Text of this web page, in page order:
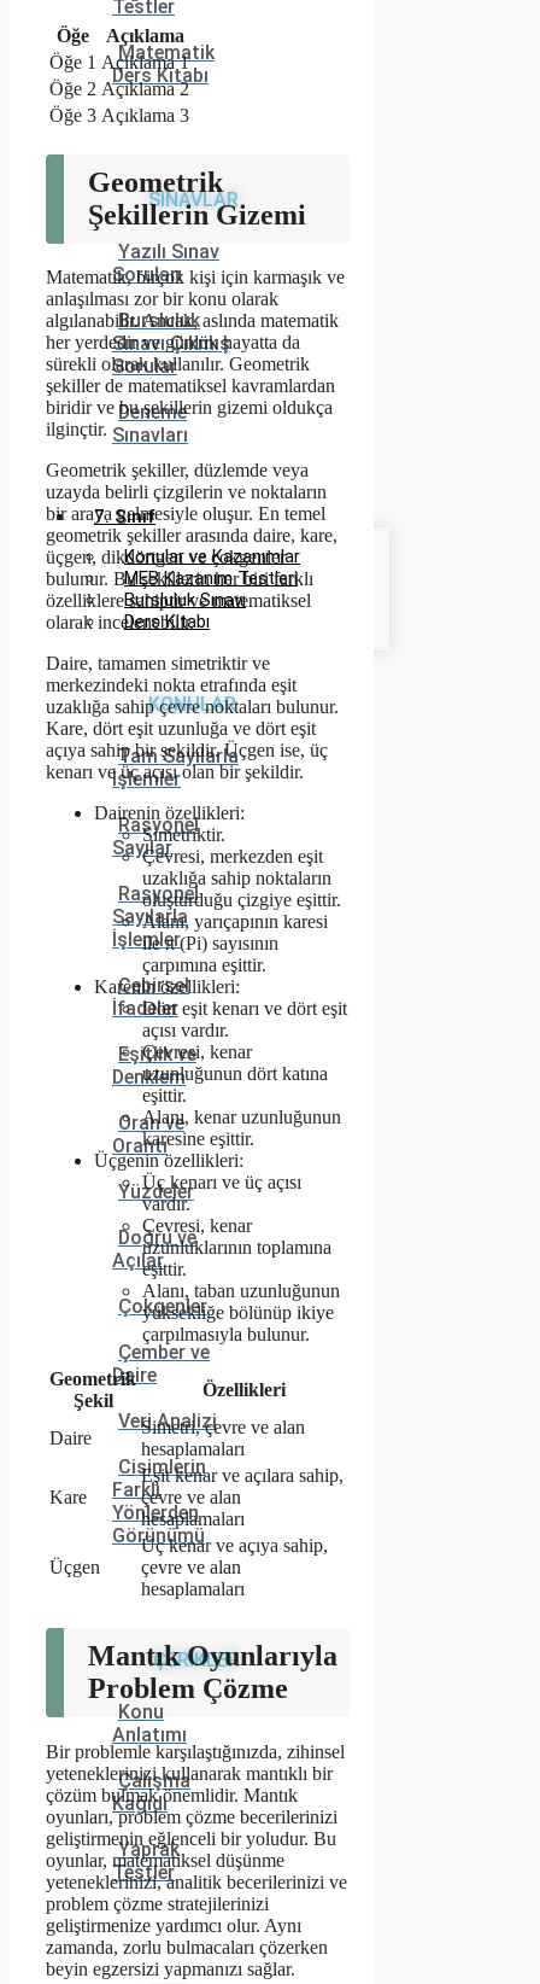
Testler
Matematik
Ders Kitabı
SINAVLAR
Yazılı Sınav
Soruları
Bursluluk
Sınavı Çıkmış
Sorular
Deneme
Sınavları
7. Sınıf
Konular ve Kazanımlar
MEB Kazanım Testleri
Bursluluk Sınavı
Ders Kitabı
KONULAR
Tam Sayılarla
İşlemler
Rasyonel
Sayılar
Rasyonel
Sayılarla
İşlemler
Cebirsel
İfadeler
Eşitlik ve
Denklem
Oran ve
Orantı
Yüzdeler
Doğru ve
Açılar
Çokgenler
Çember ve
Daire
Veri Analizi
Cisimlerin
Farklı
Yönlerden
Görünümü
İÇERİKLER
Konu
Anlatımı
Çalışma
Kağıdı
Yaprak
Testler
Öğe
Açıklama
Öğe 1 Açıklama 1
Öğe 2 Açıklama 2
Öğe 3 Açıklama 3
Geometrik
Şekillerin Gizemi
Matematik, birçok kişi için karmaşık ve
anlaşılması zor bir konu olarak
algılanabilir. Ancak, aslında matematik
her yerdedir ve günlük hayatta da
sürekli olarak kullanılır. Geometrik
şekiller de matematiksel kavramlardan
biridir ve bu şekillerin gizemi oldukça
ilginçtir.
Geometrik şekiller, düzlemde veya
uzayda belirli çizgilerin ve noktaların
bir araya gelmesiyle oluşur. En temel
geometrik şekiller arasında daire, kare,
üçgen, dikdörtgen ve çokgenler
bulunur. Bu şekillerin her biri farklı
özelliklere sahiptir ve matematiksel
olarak incelenebilir.
Daire, tamamen simetriktir ve
merkezindeki nokta etrafında eşit
uzaklığa sahip çevre noktaları bulunur.
Kare, dört eşit uzunluğa ve dört eşit
açıya sahip bir şekildir. Üçgen ise, üç
kenarı ve üç açısı olan bir şekildir.
Dairenin özellikleri:
Simetriktir.
Çevresi, merkezden eşit
uzaklığa sahip noktaların
oluşturduğu çizgiye eşittir.
Alanı, yarıçapının karesi
ile π (Pi) sayısının
çarpımına eşittir.
Karenin özellikleri:
Dört eşit kenarı ve dört eşit
açısı vardır.
Çevresi, kenar
uzunluğunun dört katına
eşittir.
Alanı, kenar uzunluğunun
karesine eşittir.
Üçgenin özellikleri:
Üç kenarı ve üç açısı
vardır.
Çevresi, kenar
uzunluklarının toplamına
eşittir.
Alanı, taban uzunluğunun
yüksekliğe bölünüp ikiye
çarpılmasıyla bulunur.
Geometrik
Şekil
Özellikleri
Daire
Simetri, çevre ve alan
hesaplamaları
Kare
Eşit kenar ve açılara sahip,
çevre ve alan
hesaplamaları
Üçgen
Üç kenar ve açıya sahip,
çevre ve alan
hesaplamaları
Mantık Oyunlarıyla
Problem Çözme
Bir problemle karşılaştığınızda, zihinsel
yeteneklerinizi kullanarak mantıklı bir
çözüm bulmak önemlidir. Mantık
oyunları, problem çözme becerilerinizi
geliştirmenin eğlenceli bir yoludur. Bu
oyunlar, matematiksel düşünme
yeteneklerinizi, analitik becerilerinizi ve
problem çözme stratejilerinizi
geliştirmenize yardımcı olur. Aynı
zamanda, zorlu bulmacaları çözerken
beyin egzersizi yapmanızı sağlar.